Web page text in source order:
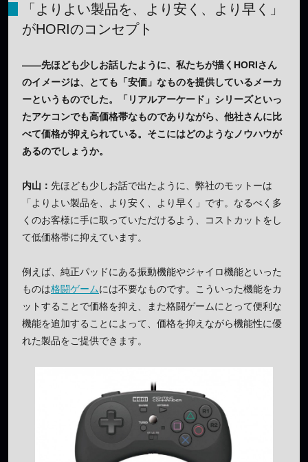
「よりよい製品を、より安く、より早く」
がHORIのコンセプト
——先ほども少しお話したように、私たちが描くHORIさん
のイメージは、とても「安価」なものを提供しているメーカ
ーというものでした。「リアルアーケード」シリーズといっ
たアケコンでも高価格帯なものでありながら、他社さんに比
べて価格が抑えられている。そこにはどのようなノウハウが
あるのでしょうか。
内山： 先ほども少しお話で出たように、弊社のモットーは
「よりよい製品を、より安く、より早く」です。なるべく多
くのお客様に手に取っていただけるよう、コストカットをし
て低価格帯に抑えています。
例えば、純正パッドにある振動機能やジャイロ機能といった
ものは格闘ゲームには不要なものです。こういった機能をカ
ットすることで価格を抑え、また格闘ゲームにとって便利な
機能を追加することによって、価格を抑えながら機能性に優
れた製品をご提供できます。